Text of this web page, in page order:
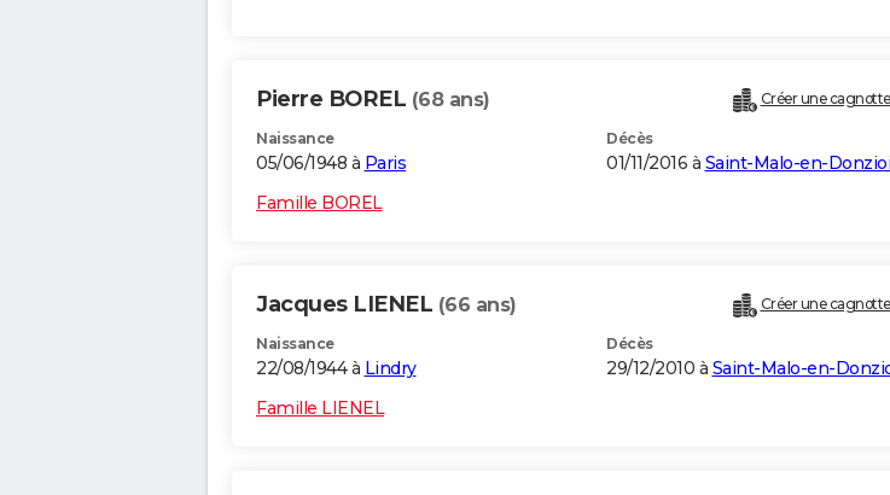
Pierre BOREL (68 ans) Créer une
Naissance
05/06/1948 à Paris
Décès
01/11/2016 à Saint-Malo-en-
Famille BOREL
Jacques LIENEL (66 ans) Créer une
Naissance
22/08/1944 à Lindry
Décès
29/12/2010 à Saint-Malo-en-
Famille LIENEL